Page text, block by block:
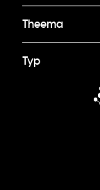
Theema
Typ